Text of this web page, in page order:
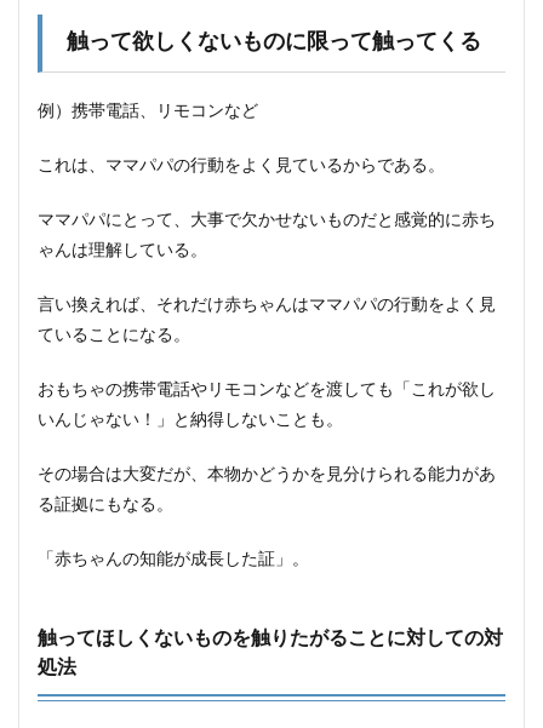
触って欲しくないものに限って触ってくる
例）携帯電話、リモコンなど
これは、ママパパの行動をよく見ているからである。
ママパパにとって、大事で欠かせないものだと感覚的に赤ち
ゃんは理解している。
言い換えれば、それだけ赤ちゃんはママパパの行動をよく見
ていることになる。
おもちゃの携帯電話やリモコンなどを渡しても「これが欲し
いんじゃない！」と納得しないことも。
その場合は大変だが、本物かどうかを見分けられる能力があ
る証拠にもなる。
「赤ちゃんの知能が成長した証」。
触ってほしくないものを触りたがることに対しての対
処法